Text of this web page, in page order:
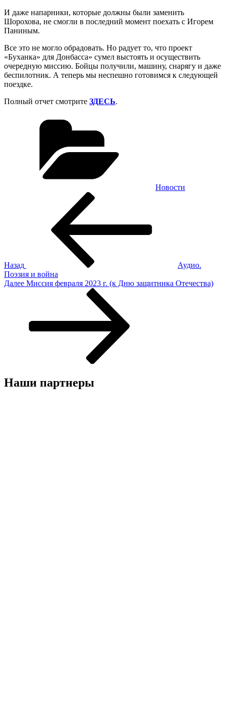
И даже напарники, которые должны были заменить
Шорохова, не смогли в последний момент поехать с Игорем
Паниным.
Все это не могло обрадовать. Но радует то, что проект
«Буханка» для Донбасса» сумел выстоять и осуществить
очередную миссию. Бойцы получили, машину, снарягу и даже
беспилотник. А теперь мы неспешно готовимся к следующей
поездке.
Полный отчет смотрите ЗДЕСЬ.
Новости
Назад
Аудио.
Поэзия и война
Следующая
Далее Миссия февраля 2023 г. (к Дню защитника Отечества)
Наши партнеры